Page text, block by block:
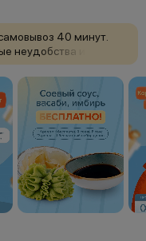
40 минут.
неудобства